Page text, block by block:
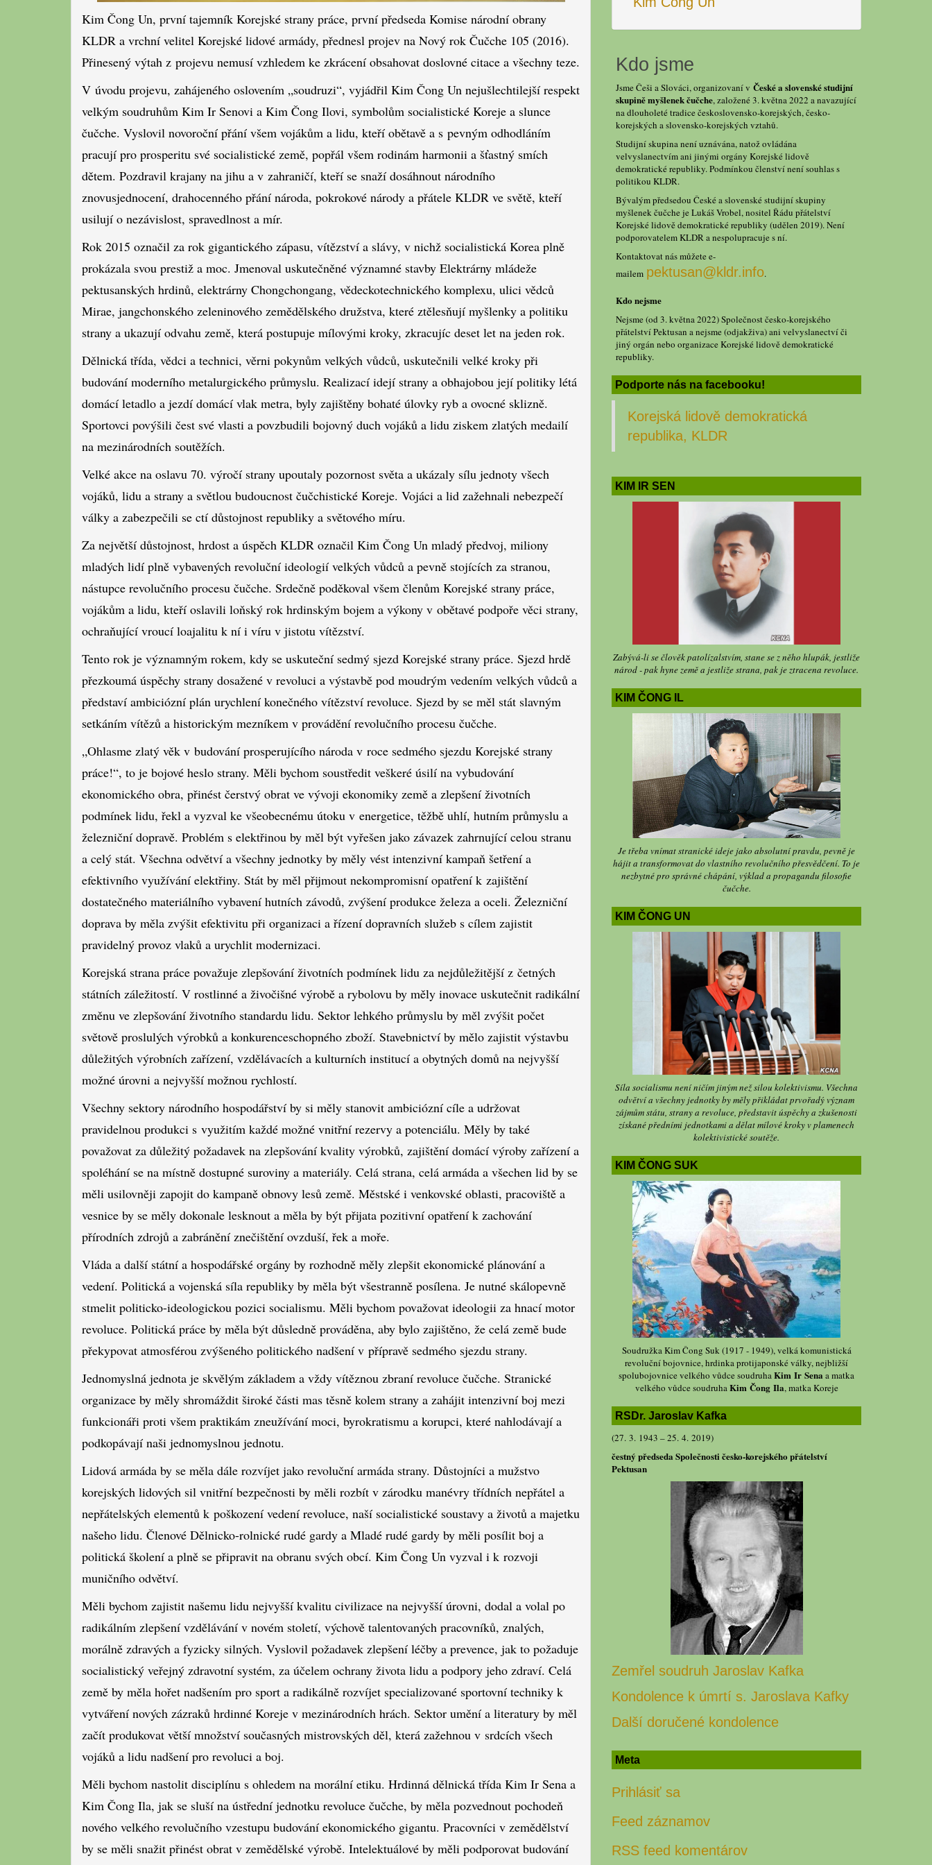
Kim Čong Un, první tajemník Korejské strany práce, první předseda Komise národní obrany
KLDR a vrchní velitel Korejské lidové armády, přednesl projev na Nový rok Čučche 105 (2016).
Přinesený výtah z projevu nemusí vzhledem ke zkrácení obsahovat doslovné citace a všechny teze.
V úvodu projevu, zahájeného oslovením „soudruzi“, vyjádřil Kim Čong Un nejušlechtilejší respekt
velkým soudruhům Kim Ir Senovi a Kim Čong Ilovi, symbolům socialistické Koreje a slunce
čučche. Vyslovil novoroční přání všem vojákům a lidu, kteří obětavě a s pevným odhodláním
pracují pro prosperitu své socialistické země, popřál všem rodinám harmonii a šťastný smích
dětem. Pozdravil krajany na jihu a v zahraničí, kteří se snaží dosáhnout národního
znovusjednocení, drahocenného přání národa, pokrokové národy a přátele KLDR ve světě, kteří
usilují o nezávislost, spravedlnost a mír.
Rok 2015 označil za rok gigantického zápasu, vítězství a slávy, v nichž socialistická Korea plně
prokázala svou prestiž a moc. Jmenoval uskutečněné významné stavby Elektrárny mládeže
pektusanských hrdinů, elektrárny Chongchongang, vědeckotechnického komplexu, ulici vědců
Mirae, jangchonského zeleninového zemědělského družstva, které ztělesňují myšlenky a politiku
strany a ukazují odvahu země, která postupuje mílovými kroky, zkracujíc deset let na jeden rok.
Dělnická třída, vědci a technici, věrni pokynům velkých vůdců, uskutečnili velké kroky při
budování moderního metalurgického průmyslu. Realizací idejí strany a obhajobou její politiky létá
domácí letadlo a jezdí domácí vlak metra, byly zajištěny bohaté úlovky ryb a ovocné sklizně.
Sportovci povýšili čest své vlasti a povzbudili bojovný duch vojáků a lidu ziskem zlatých medailí
na mezinárodních soutěžích.
Velké akce na oslavu 70. výročí strany upoutaly pozornost světa a ukázaly sílu jednoty všech
vojáků, lidu a strany a světlou budoucnost čučchistické Koreje. Vojáci a lid zažehnali nebezpečí
války a zabezpečili se ctí důstojnost republiky a světového míru.
Za největší důstojnost, hrdost a úspěch KLDR označil Kim Čong Un mladý předvoj, miliony
mladých lidí plně vybavených revoluční ideologií velkých vůdců a pevně stojících za stranou,
nástupce revolučního procesu čučche. Srdečně poděkoval všem členům Korejské strany práce,
vojákům a lidu, kteří oslavili loňský rok hrdinským bojem a výkony v obětavé podpoře věci strany,
ochraňující vroucí loajalitu k ní i víru v jistotu vítězství.
Tento rok je významným rokem, kdy se uskuteční sedmý sjezd Korejské strany práce. Sjezd hrdě
přezkoumá úspěchy strany dosažené v revoluci a výstavbě pod moudrým vedením velkých vůdců a
představí ambiciózní plán urychlení konečného vítězství revoluce. Sjezd by se měl stát slavným
setkáním vítězů a historickým mezníkem v provádění revolučního procesu čučche.
„Ohlasme zlatý věk v budování prosperujícího národa v roce sedmého sjezdu Korejské strany
práce!“, to je bojové heslo strany. Měli bychom soustředit veškeré úsilí na vybudování
ekonomického obra, přinést čerstvý obrat ve vývoji ekonomiky země a zlepšení životních
podmínek lidu, řekl a vyzval ke všeobecnému útoku v energetice, těžbě uhlí, hutním průmyslu a
železniční dopravě. Problém s elektřinou by měl být vyřešen jako závazek zahrnující celou stranu
a celý stát. Všechna odvětví a všechny jednotky by měly vést intenzivní kampaň šetření a
efektivního využívání elektřiny. Stát by měl přijmout nekompromisní opatření k zajištění
dostatečného materiálního vybavení hutních závodů, zvýšení produkce železa a oceli. Železniční
doprava by měla zvýšit efektivitu při organizaci a řízení dopravních služeb s cílem zajistit
pravidelný provoz vlaků a urychlit modernizaci.
Korejská strana práce považuje zlepšování životních podmínek lidu za nejdůležitější z četných
státních záležitostí. V rostlinné a živočišné výrobě a rybolovu by měly inovace uskutečnit radikální
změnu ve zlepšování životního standardu lidu. Sektor lehkého průmyslu by měl zvýšit počet
světově proslulých výrobků a konkurenceschopného zboží. Stavebnictví by mělo zajistit výstavbu
důležitých výrobních zařízení, vzdělávacích a kulturních institucí a obytných domů na nejvyšší
možné úrovni a nejvyšší možnou rychlostí.
Všechny sektory národního hospodářství by si měly stanovit ambiciózní cíle a udržovat
pravidelnou produkci s využitím každé možné vnitřní rezervy a potenciálu. Měly by také
považovat za důležitý požadavek na zlepšování kvality výrobků, zajištění domácí výroby zařízení a
spoléhání se na místně dostupné suroviny a materiály. Celá strana, celá armáda a všechen lid by se
měli usilovněji zapojit do kampaně obnovy lesů země. Městské i venkovské oblasti, pracoviště a
vesnice by se měly dokonale lesknout a měla by být přijata pozitivní opatření k zachování
přírodních zdrojů a zabránění znečištění ovzduší, řek a moře.
Vláda a další státní a hospodářské orgány by rozhodně měly zlepšit ekonomické plánování a
vedení. Politická a vojenská síla republiky by měla být všestranně posílena. Je nutné skálopevně
stmelit politicko-ideologickou pozici socialismu. Měli bychom považovat ideologii za hnací motor
revoluce. Politická práce by měla být důsledně prováděna, aby bylo zajištěno, že celá země bude
překypovat atmosférou zvýšeného politického nadšení v přípravě sedmého sjezdu strany.
Jednomyslná jednota je skvělým základem a vždy vítěznou zbraní revoluce čučche. Stranické
organizace by měly shromáždit široké části mas těsně kolem strany a zahájit intenzivní boj mezi
funkcionáři proti všem praktikám zneužívání moci, byrokratismu a korupci, které nahlodávají a
podkopávají naši jednomyslnou jednotu.
Lidová armáda by se měla dále rozvíjet jako revoluční armáda strany. Důstojníci a mužstvo
korejských lidových sil vnitřní bezpečnosti by měli rozbít v zárodku manévry třídních nepřátel a
nepřátelských elementů k poškození vedení revoluce, naší socialistické soustavy a životů a majetku
našeho lidu. Členové Dělnicko-rolnické rudé gardy a Mladé rudé gardy by měli posílit boj a
politická školení a plně se připravit na obranu svých obcí. Kim Čong Un vyzval i k rozvoji
muničního odvětví.
Měli bychom zajistit našemu lidu nejvyšší kvalitu civilizace na nejvyšší úrovni, dodal a volal po
radikálním zlepšení vzdělávání v novém století, výchově talentovaných pracovníků, znalých,
morálně zdravých a fyzicky silných. Vyslovil požadavek zlepšení léčby a prevence, jak to požaduje
socialistický veřejný zdravotní systém, za účelem ochrany života lidu a podpory jeho zdraví. Celá
země by měla hořet nadšením pro sport a radikálně rozvíjet specializované sportovní techniky k
vytváření nových zázraků hrdinné Koreje v mezinárodních hrách. Sektor umění a literatury by měl
začít produkovat větší množství současných mistrovských děl, která zažehnou v srdcích všech
vojáků a lidu nadšení pro revoluci a boj.
Měli bychom nastolit disciplínu s ohledem na morální etiku. Hrdinná dělnická třída Kim Ir Sena a
Kim Čong Ila, jak se sluší na ústřední jednotku revoluce čučche, by měla pozvednout pochodeň
nového velkého revolučního vzestupu budování ekonomického gigantu. Pracovníci v zemědělství
by se měli snažit přinést obrat v zemědělské výrobě. Intelektuálové by měli podporovat budování
Kdo jsme
Jsme Češi a Slováci, organizovaní v České a slovenské studijní
skupině myšlenek čučche, založené 3. května 2022 a navazující
na dlouholeté tradice československo-korejských, česko-
korejských a slovensko-korejských vztahů.
Studijní skupina není uznávána, natož ovládána
velvyslanectvím ani jinými orgány Korejské lidově
demokratické republiky. Podmínkou členství není souhlas s
politikou KLDR.
Bývalým předsedou České a slovenské studijní skupiny
myšlenek čučche je Lukáš Vrobel, nositel Řádu přátelství
Korejské lidově demokratické republiky (udělen 2019). Není
podporovatelem KLDR a nespolupracuje s ní.
Kontaktovat nás můžete e-
mailem pektusan@kldr.info.
Kdo nejsme
Nejsme (od 3. května 2022) Společnost česko-korejského
přátelství Pektusan a nejsme (odjakživa) ani velvyslanectví či
jiný orgán nebo organizace Korejské lidově demokratické
republiky.
Podporte nás na facebooku!
Korejská lidově demokratická
republika, KLDR
KIM IR SEN
Zabývá-li se člověk patolízalstvím, stane se z něho hlupák, jestliže
národ - pak hyne země a jestliže strana, pak je ztracena revoluce.
KIM ČONG IL
Je třeba vnímat stranické ideje jako absolutní pravdu, pevně je
hájit a transformovat do vlastního revolučního přesvědčení. To je
nezbytné pro správné chápání, výklad a propagandu filosofie
čučche.
KIM ČONG UN
Síla socialismu není ničím jiným než silou kolektivismu. Všechna
odvětví a všechny jednotky by měly přikládat prvořadý význam
zájmům státu, strany a revoluce, představit úspěchy a zkušenosti
získané předními jednotkami a dělat mílové kroky v plamenech
kolektivistické soutěže.
KIM ČONG SUK
Soudružka Kim Čong Suk (1917 - 1949), velká komunistická
revoluční bojovnice, hrdinka protijaponské války, nejbližší
spolubojovnice velkého vůdce soudruhaKim Ir Sena a matka
velkého vůdce soudruhaKim Čong Ila, matka Koreje
RSDr. Jaroslav Kafka
(27. 3. 1943 – 25. 4. 2019)
čestný předseda Společnosti česko-korejského přátelství
Pektusan
Zemřel soudruh Jaroslav Kafka
Kondolence k úmrtí s. Jaroslava Kafky
Další doručené kondolence
Meta
Prihlásiť sa
Feed záznamov
RSS feed komentárov